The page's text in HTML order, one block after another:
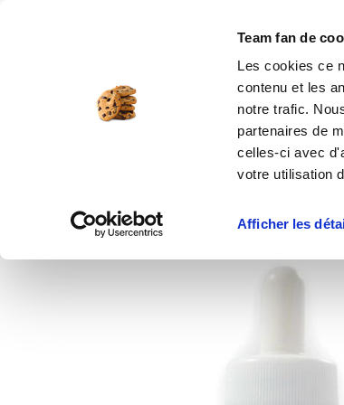
Team fan de
Les cookies ce
contenu et les
notre trafic.
partenaires de
celles-ci avec
votre utilisation
Afficher les
MOULES SILICONE USTENSILES
Épicerie en ligne Arôme